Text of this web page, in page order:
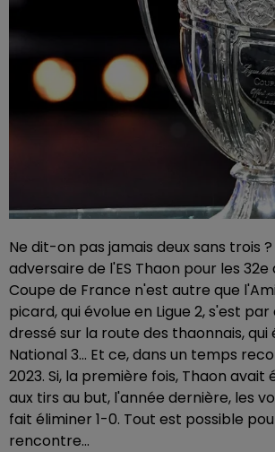
Ne dit-on pas jamais deux sans trois
adversaire de l'ES Thaon pour les
Coupe de France n'est autre que
picard, qui évolue en Ligue 2, s'est par
dressé sur la route des thaonnais, qui
National 3... Et ce, dans un temps
2023. Si, la première fois, Thaon avait
aux tirs au but, l'année dernière, les
fait éliminer 1-0. Tout est possible
rencontre...